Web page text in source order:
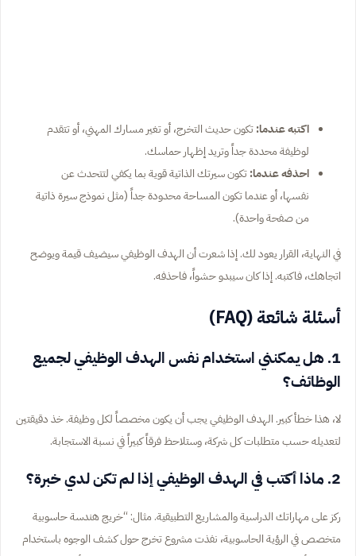
اكتبه عندما:تكون حديث التخرج، أو تغير مسارك المهني، أو تتقدم
لوظيفة محددة جداً وتريد إظهار حماسك.
احذفه عندما:تكون سيرتك الذاتية قوية بما يكفي لتتحدث عن
نفسها، أو عندما تكون المساحة محدودة جداً (مثل نموذج سيرة ذاتية
من صفحة واحدة).
في النهاية، القرار يعود لك. إذا شعرت أن الهدف الوظيفي سيضيف قيمة ويوضح
اتجاهك، فاكتبه. إذا كان سيبدو حشواً، فاحذفه.
أسئلة شائعة (FAQ)
1. هل يمكنني استخدام نفس الهدف الوظيفي لجميع
الوظائف؟
لا، هذا خطأ كبير. الهدف الوظيفي يجب أن يكون مخصصاً لكل وظيفة. خذ دقيقتين
لتعديله حسب متطلبات كل شركة، وستلاحظ فرقاً كبيراً في نسبة الاستجابة.
2. ماذا أكتب في الهدف الوظيفي إذا لم تكن لدي خبرة؟
ركز على مهاراتك الدراسية والمشاريع التطبيقية. مثال: “خريج هندسة حاسوبية
متخصص في الرؤية الحاسوبية، نفذت مشروع تخرج حول كشف الوجوه باستخدام